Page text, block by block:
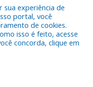
sua experiência de
portal, você
de cookies.
isso é feito, acesse
concorda, clique em
rede mundial de
necessidades especiais,
disponíveis.
testes em
de acesso a Internet do
deficientes visuais.